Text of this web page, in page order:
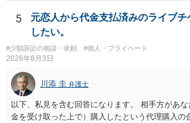
5
元恋人から代金支払済みのライブチ
したい。
#少額訴訟の相談・依頼 #個人・プライベート
2026年8月3日
川添 圭 弁護士
以下、私見を含む回答になります。 相手方があ
金を受け取った上で）購入したという代理購入の